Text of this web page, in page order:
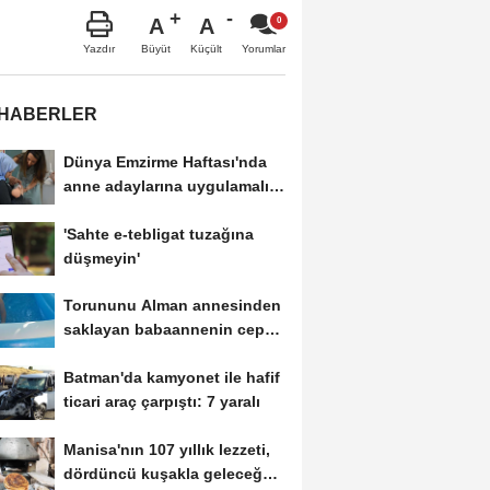
Yazdır
A
Büyüt
A
Küçült Yorumlar
Dünya Emzirme Haftası'nda
anne adaylarına uygulamalı
'Sahte e-tebligat tuzağına
düşmeyin'
Torununu Alman annesinden
saklayan babaannenin cep
Batman'da kamyonet ile hafif
ticari araç çarpıştı: 7 yaralı
Manisa'nın 107 yıllık lezzeti,
dördüncü kuşakla geleceğe